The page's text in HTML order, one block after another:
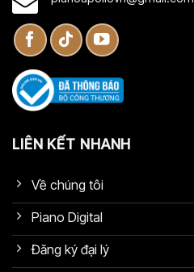
LIÊN KẾT NHANH
Về chúng tôi
Piano Digital
Đăng ký đại lý